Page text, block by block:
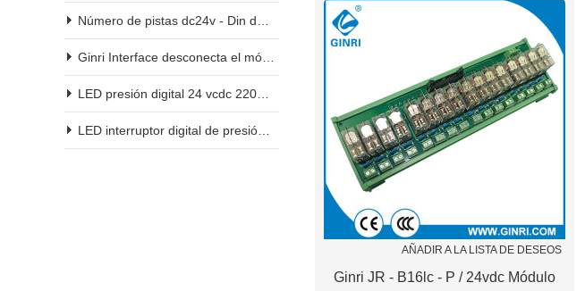
AÑADIR A LA LISTA DE DESEOS
Ginri JR - B16lc - P / 24vdc Módulo